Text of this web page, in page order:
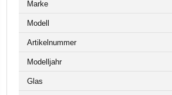
Marke
Modell
Artikelnummer
Modelljahr
Glas